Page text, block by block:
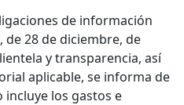
de información
de 28 de diciembre, de
y transparencia, así
aplicable, se informa de
los gastos e